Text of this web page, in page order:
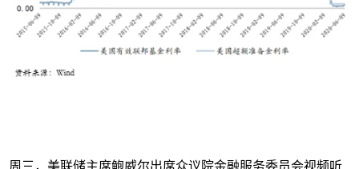
周三，美联储主席鲍威尔出席众议院金融服务委员会视频听